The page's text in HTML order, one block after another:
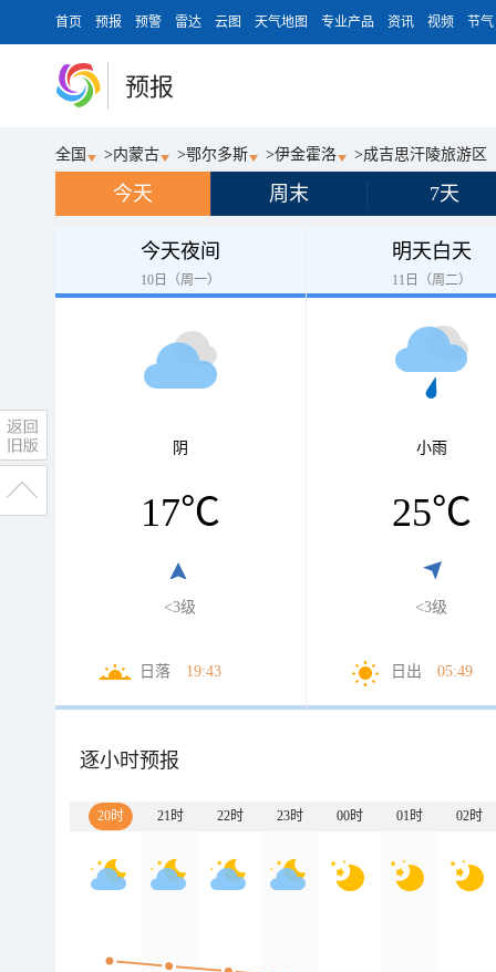
首页 预报 预警 雷达 云图 天气地图 专业产品 资讯 视频 节气
预报
全国 >内蒙古 >鄂尔多斯 >伊金霍洛 >成吉思汗陵旅游区
今天 周末 7天
今天夜间
10日（周一）
阴
17℃
<3级
日落 19:43
明天白天
11日（周二）
小雨
25℃
<3级
日出 05:49
逐小时预报
20时 21时 22时 23时 00时 01时 02时